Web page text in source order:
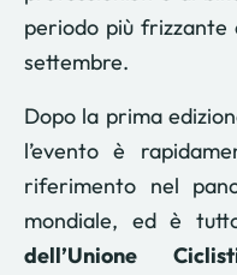
periodo più frizzante
settembre.
Dopo la prima
l’evento è
riferimento nel
mondiale, ed è
dell’Unione